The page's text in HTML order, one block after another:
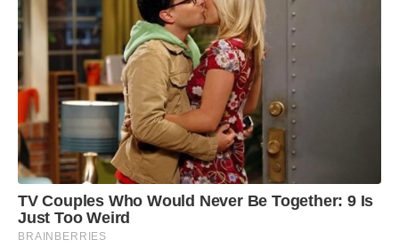
TV Couples Who Would Never Be Together: 9 Is
Just Too Weird
BRAINBERRIES